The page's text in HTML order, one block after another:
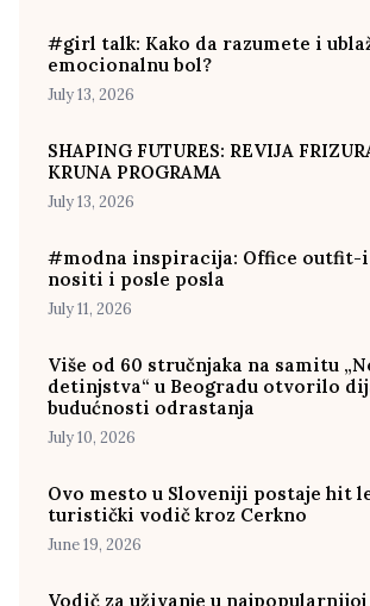
#girl talk: Kako da razumete i
emocionalnu bol?
July 13, 2026
SHAPING FUTURES: REVIJA
KRUNA PROGRAMA
July 13, 2026
#modna inspiracija: Office outfit-i
nositi i posle posla
July 11, 2026
Više od 60 stručnjaka na samitu
detinjstva“ u Beogradu otvorilo
budućnosti odrastanja
July 10, 2026
Ovo mesto u Sloveniji postaje hit
turistički vodič kroz Cerkno
June 19, 2026
Vodič za uživanje u